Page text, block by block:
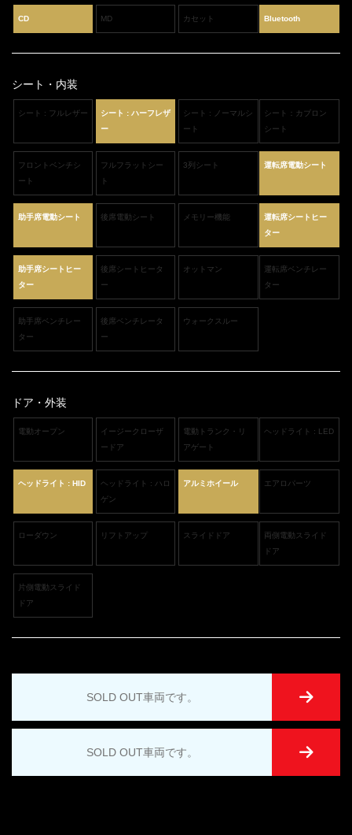
CD MD カセット Bluetooth
シート・内装
シート : フルレザー
シート : ハーフレザ
ー
シート : ノーマルシ
ート
シート：カブロン
シート
フロントベンチシ
ート
フルフラットシー
ト
3列シート 運転席電動シート
助手席電動シート 後席電動シート メモリー機能
運転席シートヒー
ター
助手席シートヒー
ター
後席シートヒータ
ー
オットマン
運転席ベンチレー
ター
助手席ベンチレー
ター
後席ベンチレータ
ー
ウォークスルー
ドア・外装
電動オープン
イージークローザ
ードア
電動トランク・リ
アゲート
ヘッドライト : LED
ヘッドライト : HID
ヘッドライト : ハロ
ゲン
アルミホイール エアロパーツ
ローダウン リフトアップ スライドドア
両側電動スライド
ドア
片側電動スライド
ドア
SOLD OUT車両です。
SOLD OUT車両です。